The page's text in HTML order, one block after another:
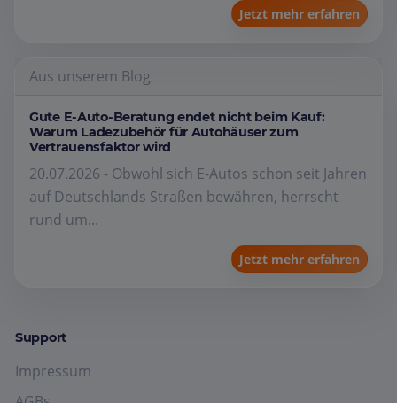
Jetzt mehr erfahren
Aus unserem Blog
Gute E-Auto-Beratung endet nicht beim Kauf:
Warum Ladezubehör für Autohäuser zum
Vertrauensfaktor wird
20.07.2026 - Obwohl sich E-Autos schon seit Jahren
auf Deutschlands Straßen bewähren, herrscht
rund um...
Jetzt mehr erfahren
Support
Impressum